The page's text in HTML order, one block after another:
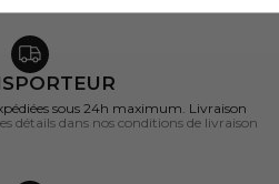
sous 24h maximum. Livraison
détails dans nos conditions de livraison